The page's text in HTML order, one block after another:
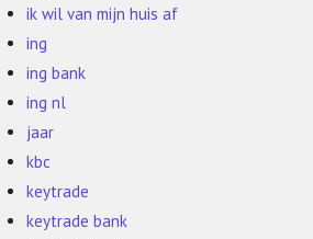
ik wil van mijn huis af
ing
ing bank
ing nl
jaar
kbc
keytrade
keytrade bank